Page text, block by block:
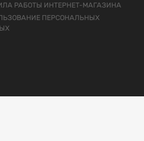
РАБОТЫ ИНТЕРНЕТ-МАГАЗИНА
ПЕРСОНАЛЬНЫХ